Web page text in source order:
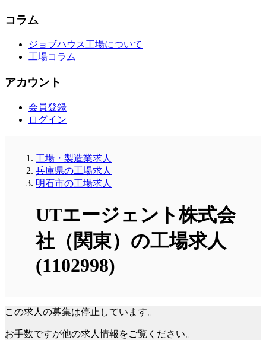
コラム
ジョブハウス工場について
工場コラム
アカウント
会員登録
ログイン
工場・製造業求人
兵庫県の工場求人
明石市の工場求人
UTエージェント株式会
社（関東）の工場求人
(1102998)
この求人の募集は停止しています。
お手数ですが他の求人情報をご覧ください。